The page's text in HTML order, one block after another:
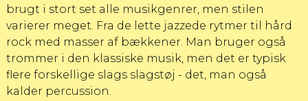
brugt i stort set alle musikgenrer, men stilen
varierer meget. Fra de lette jazzede rytmer til hård
rock med masser af bækkener. Man bruger også
trommer i den klassiske musik, men det er typisk
flere forskellige slags slagstøj - det, man også
kalder percussion.